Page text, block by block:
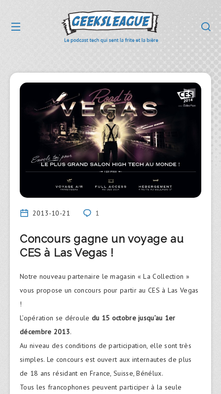
2013-10-21 1
Concours gagne un voyage au
CES à Las Vegas !
Notre nouveau partenaire le magasin « La Collection »
vous propose un concours pour partir au CES à Las Vegas
!
L’opération se déroule du 15 octobre jusqu’au 1er
décembre 2013.
Au niveau des conditions de participation, elle sont très
simples. Le concours est ouvert aux internautes de plus
de 18 ans résidant en France, Suisse, Bénélux.
Tous les francophones peuvent participer à la seule